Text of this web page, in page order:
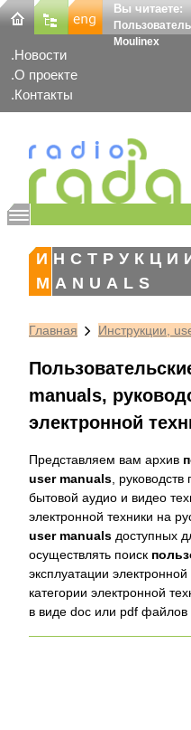
Вы читаете:
Moulinex
Новости
О проекте
Контакты
MANUALS
Главная Инструкции,
manuals,
электронной
Представляем вам архив
user manuals ,
бытовой аудио и видео
электронной техники на
user manuals доступных
осуществлять поиск
эксплуатации
категории электронной
в виде doc или pdf файлов